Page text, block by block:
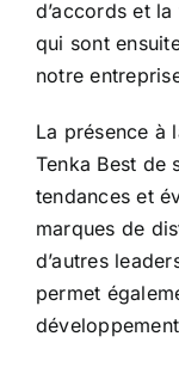
d’accords et
qui sont
notre
La présence à
Tenka Best de
tendances et
marques de
d’autres
permet